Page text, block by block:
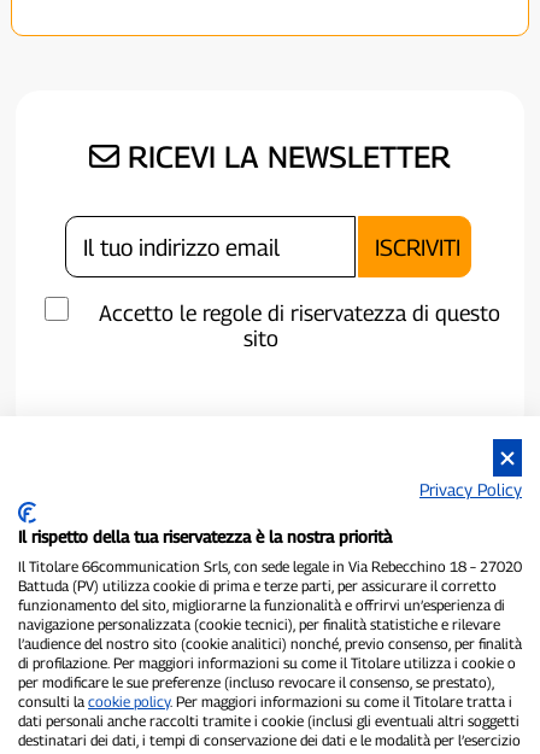
RICEVI LA NEWSLETTER
Accetto le regole di riservatezza di questo
sito
P300.it è una Testata Giornalistica indipendente
Registrazione numero 1/2021 del 1/2/2021 - Tribunale di Pavia
Proprietario ed editore:66communication Srls- P.IVA
02798890188
Direttore Responsabile:Alessandro Secchi- Vicedirettore:Federico
Privacy Policy
Il rispetto della tua riservatezza è la nostra priorità
Il Titolare 66communication Srls, con sede legale in Via Rebecchino 18 – 27020
Battuda (PV) utilizza cookie di prima e terze parti, per assicurare il corretto
funzionamento del sito, migliorarne la funzionalità e offrirvi un’esperienza di
navigazione personalizzata (cookie tecnici), per finalità statistiche e rilevare
l’audience del nostro sito (cookie analitici) nonché, previo consenso, per finalità
di profilazione. Per maggiori informazioni su come il Titolare utilizza i cookie o
per modificare le sue preferenze (incluso revocare il consenso, se prestato),
consulti la cookie policy. Per maggiori informazioni su come il Titolare tratta i
dati personali anche raccolti tramite i cookie (inclusi gli eventuali altri soggetti
destinatari dei dati, i tempi di conservazione dei dati e le modalità per l’esercizio